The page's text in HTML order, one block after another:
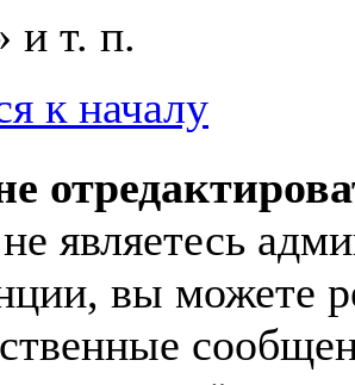
и т. п.
к началу
являетесь
вы можете